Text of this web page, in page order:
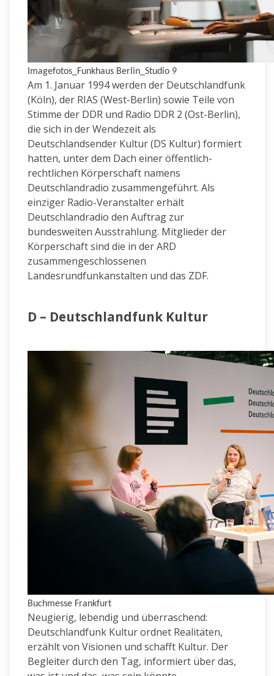
Imagefotos_Funkhaus Berlin_Studio 9
Am 1. Januar 1994 werden der Deutschlandfunk
(Köln), der RIAS (West-Berlin) sowie Teile von
Stimme der DDR und Radio DDR 2 (Ost-Berlin),
die sich in der Wendezeit als
Deutschlandsender Kultur (DS Kultur) formiert
hatten, unter dem Dach einer öffentlich-
rechtlichen Körperschaft namens
Deutschlandradio zusammengeführt. Als
einziger Radio-Veranstalter erhält
Deutschlandradio den Auftrag zur
bundesweiten Ausstrahlung. Mitglieder der
Körperschaft sind die in der ARD
zusammengeschlossenen
Landesrundfunkanstalten und das ZDF.
D – Deutschlandfunk Kultur
Buchmesse Frankfurt
Neugierig, lebendig und überraschend:
Deutschlandfunk Kultur ordnet Realitäten,
erzählt von Visionen und schafft Kultur. Der
Begleiter durch den Tag, informiert über das,